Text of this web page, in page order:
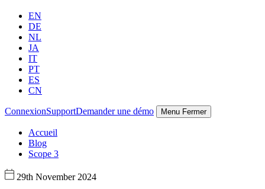
EN
DE
NL
JA
IT
PT
ES
CN
ConnexionSupportDemander une démo Menu Fermer
Accueil
Blog
Scope 3
29th November 2024